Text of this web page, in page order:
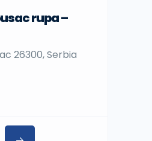
rupa –
26300, Serbia